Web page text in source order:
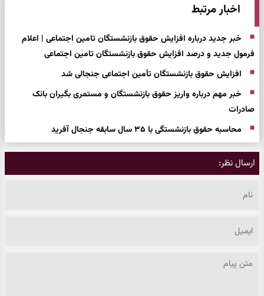
اخبار مرتبط
خبر جدید درباره افزایش حقوق بازنشستگان تامین اجتماعی | اعلام
فرمول جدید و درصد افزایش حقوق بازنشستگان تامین اجتماعی
افزایش حقوق بازنشستگان تأمین اجتماعی جنجالی شد
خبر مهم درباره واریز حقوق بازنشستگان و مستمری بگیران بانک
صادرات
محاسبه حقوق بازنشستگی با ۳۵ سال سابقه جنجال آفرید
ارسال نظر: